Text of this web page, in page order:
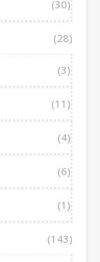
(30)
(28)
(3)
(11)
(4)
(6)
(1)
(143)